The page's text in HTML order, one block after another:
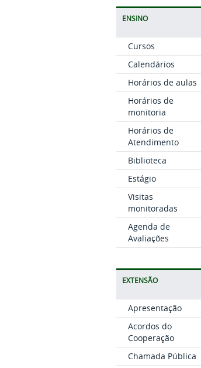
ENSINO
Cursos
Calendários
Horários de aulas
Horários de
monitoria
Horários de
Atendimento
Biblioteca
Estágio
Visitas
monitoradas
Agenda de
Avaliações
EXTENSÃO
Apresentação
Acordos do
Cooperação
Chamada Pública